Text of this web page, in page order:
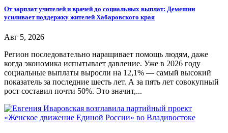
От зарплат учителей и врачей до социальных выплат: Демешин
усиливает поддержку жителей Хабаровского края
Авг 5, 2026
Регион последовательно наращивает помощь людям, даже
когда экономика испытывает давление. Уже в 2026 году
социальные выплаты выросли на 12,1% — самый высокий
показатель за последние шесть лет. А за пять лет совокупный
рост составил почти 50%. Это значит,...